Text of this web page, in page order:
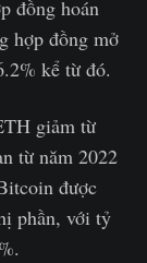
đồng hoán
hợp đồng mở
kể từ đó.
giảm từ
từ năm 2022
được
phần, với tỷ